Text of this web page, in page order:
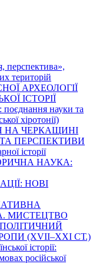
перспектива»,
територій
АРХЕОЛОГІЇ
ІСТОРІЇ
науки та
хіротонії)
НА ЧЕРКАЩИНІ
ПЕРСПЕКТИВИ
історії
НАУКА:
НОВІ
МИСТЕЦТВО
(ХVІІ–ХХІ СТ.)
історії:
російської